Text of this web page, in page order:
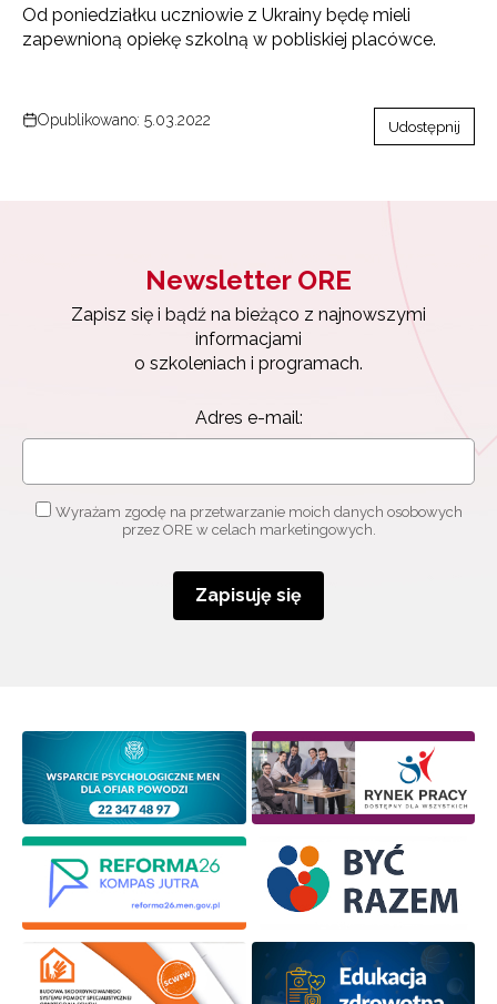
Od poniedziałku uczniowie z Ukrainy będę mieli
zapewnioną opiekę szkolną w pobliskiej placówce.
Opublikowano: 5.03.2022 Udostępnij
Newsletter ORE
Zapisz się i bądź na bieżąco z najnowszymi
informacjami
o szkoleniach i programach.
Adres e-mail:
Wyrażam zgodę na przetwarzanie moich danych osobowych
przez ORE w celach marketingowych.
Zapisuję się